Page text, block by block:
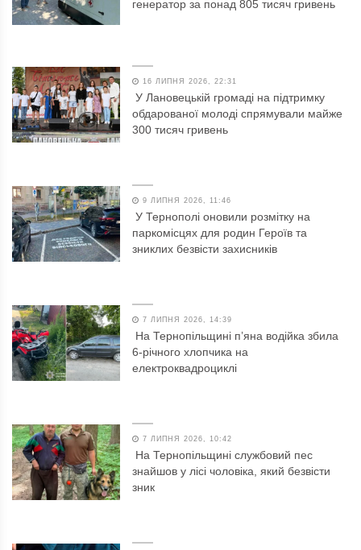
генератор за понад 805 тисяч гривень
16 ЛИПНЯ 2026, 22:31
У Лановецькій громаді на підтримку
обдарованої молоді спрямували майже
300 тисяч гривень
9 ЛИПНЯ 2026, 11:46
У Тернополі оновили розмітку на
паркомісцях для родин Героїв та
зниклих безвісти захисників
7 ЛИПНЯ 2026, 14:39
На Тернопільщині п’яна водійка збила
6-річного хлопчика на
електроквадроциклі
7 ЛИПНЯ 2026, 10:42
На Тернопільщині службовий пес
знайшов у лісі чоловіка, який безвісти
зник